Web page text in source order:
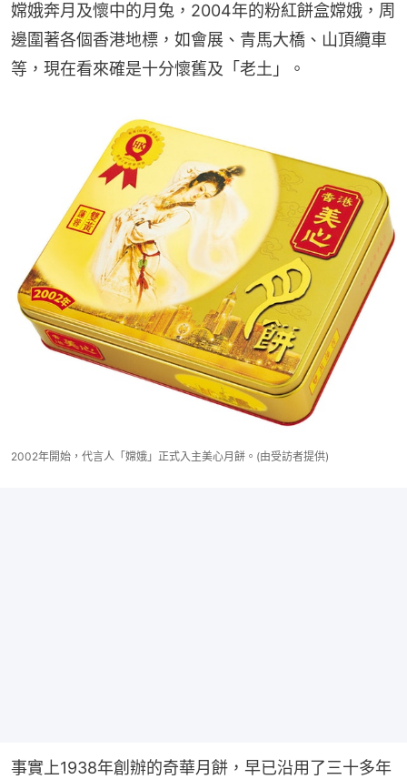
嫦娥奔月及懷中的月兔，2004年的粉紅餅盒嫦娥，周
邊圍著各個香港地標，如會展、青馬大橋、山頂纜車
等，現在看來確是十分懷舊及「老土」。
2002年開始，代言人「嫦娥」正式入主美心月餅。(由受訪者提供)
事實上1938年創辦的奇華月餅，早已沿用了三十多年